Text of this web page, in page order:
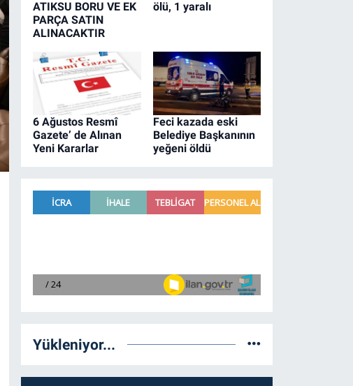
ATIKSU BORU VE EK
PARÇA SATIN
ALINACAKTIR
ölü, 1 yaralı
6 Ağustos Resmî
Gazete’ de Alınan
Yeni Kararlar
Feci kazada eski
Belediye Başkanının
yeğeni öldü
Yükleniyor...